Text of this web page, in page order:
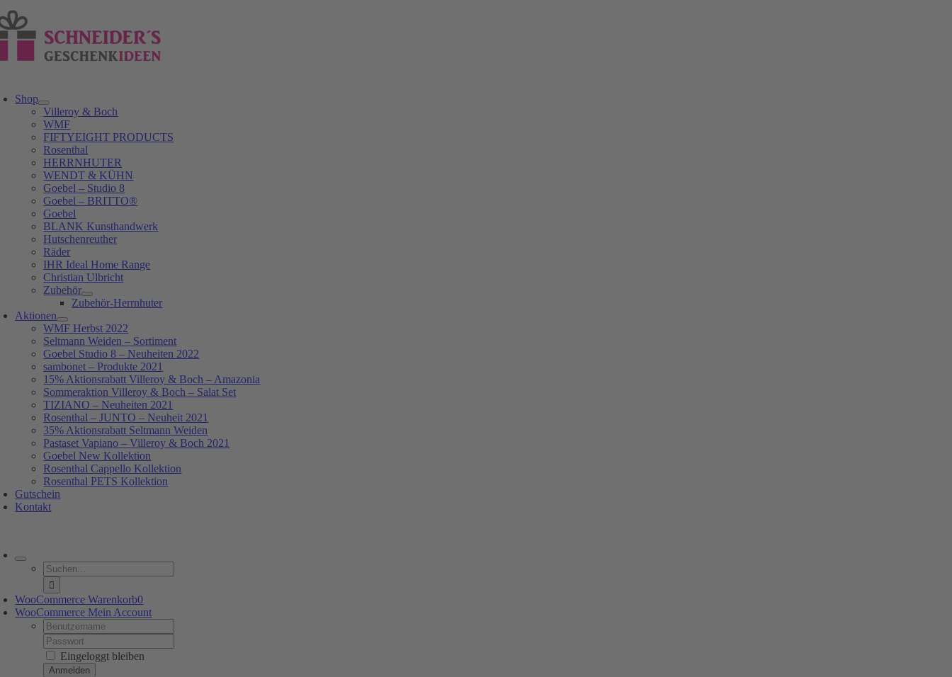
Zum
Inhalt
springen
Shop
Villeroy & Boch
WMF
FIFTYEIGHT PRODUCTS
Rosenthal
HERRNHUTER
WENDT & KÜHN
Goebel – Studio 8
Goebel – BRITTO®
Goebel
BLANK Kunsthandwerk
Hutschenreuther
Räder
IHR Ideal Home Range
Christian Ulbricht
Zubehör
Zubehör-Herrnhuter
Aktionen
WMF Herbst 2022
Seltmann Weiden – Sortiment
Goebel Studio 8 – Neuheiten 2022
sambonet – Produkte 2021
15% Aktionsrabatt Villeroy & Boch – Amazonia
Sommeraktion Villeroy & Boch – Salat Set
TIZIANO – Neuheiten 2021
Rosenthal – JUNTO – Neuheit 2021
35% Aktionsrabatt Seltmann Weiden
Pastaset Vapiano – Villeroy & Boch 2021
Goebel New Kollektion
Rosenthal Cappello Kollektion
Rosenthal PETS Kollektion
Gutschein
Kontakt
Suche
nach:
WooCommerce Warenkorb0
WooCommerce Mein Account
Username:
Password:
Eingeloggt bleiben